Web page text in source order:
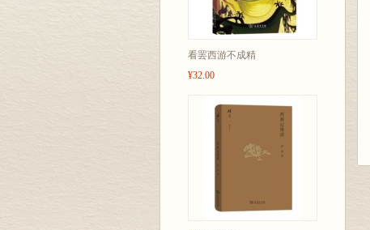
看罢西游不成精
¥32.00